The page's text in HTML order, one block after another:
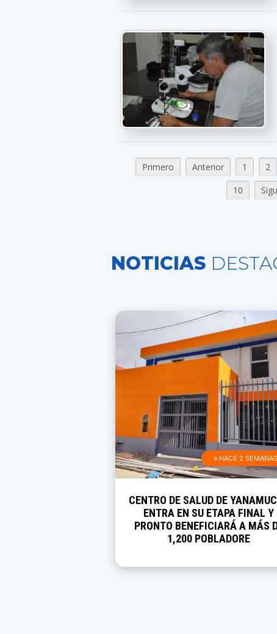
Primero Anterior 1 2
10
NOTICIAS
≡ HACE 2 SEMANAS
CENTRO DE SALUD DE
ENTRA EN SU ETAPA FINAL Y
PRONTO BENEFICIARÁ A MÁS
1,200 POBLADORE